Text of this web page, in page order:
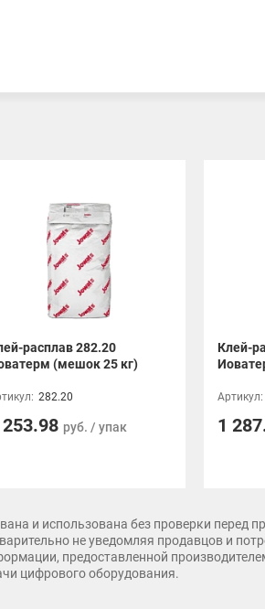
расплав 282.20
(мешок 25 кг)
282.20
253.98 руб. / упак
Клей-
Артикул:
1
и использована без проверки перед
не уведомляя продавцов и
предоставленной
цифрового оборудования.